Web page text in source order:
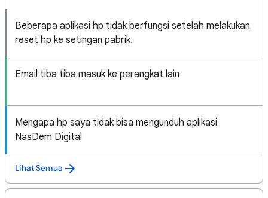
Beberapa aplikasi hp tidak berfungsi setelah melakukan
reset hp ke setingan pabrik.
Email tiba tiba masuk ke perangkat lain
Mengapa hp saya tidak bisa mengunduh aplikasi
NasDem Digital
Lihat Semua